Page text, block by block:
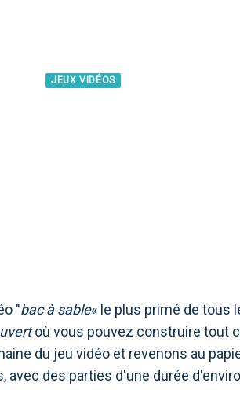
JEUX VIDÉOS
"bac à sable« le plus primé de tous
où vous pouvez construire tout
du jeu vidéo et revenons au
avec des parties d'une durée